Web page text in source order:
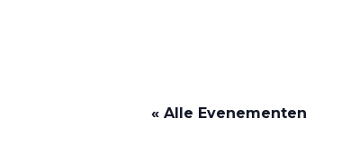
« Alle Evenementen